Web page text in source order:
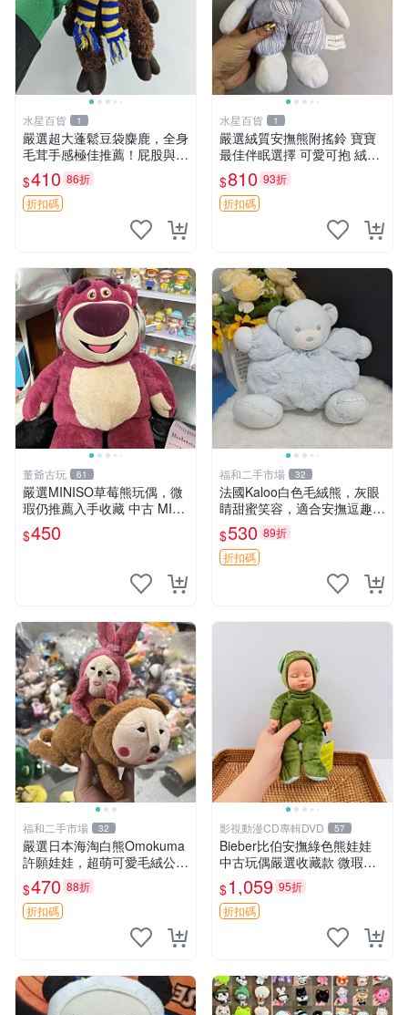
水星百貨 1
嚴選超大蓬鬆豆袋麋鹿，全身
毛茸手感極佳推薦！屁股與四
肢填充均勻，適合收藏與孩童
共賞。 麋鹿 豆袋 毛茸玩具
$410 86折
折扣碼
水星百貨 1
嚴選絨質安撫熊附搖鈴 寶寶
最佳伴眠選擇 可愛可抱 絨毛
玩具 安撫熊 嬰兒用
$810 93折
折扣碼
董爺古玩 61
嚴選MINISO草莓熊玩偶，微
瑕仍推薦入手收藏 中古 MINI
SO 草莓熊 玩具 收藏
$450
福和二手市場 32
法國Kaloo白色毛絨熊，灰眼
睛甜蜜笑容，適合安撫逗趣可
愛，柔軟面料手感佳。14 白
色安撫熊 毛絨玩具 寶寶逗樂
具
$530 89折
折扣碼
福和二手市場 32
嚴選日本海淘白熊Omokuma
許願娃娃，超萌可愛毛絨公仔
推薦收藏 白熊 Omokuma 毛
絨玩具 偽裝娃娃 玩具擺飾
$470 88折
折扣碼
影視動漫CD專輯DVD 57
Bieber比伯安撫綠色熊娃娃
中古玩偶嚴選收藏款 微瑕輕
度使用 Bieber綠熊娃娃 中古
玩偶 微瑕
$1,059 95折
折扣碼